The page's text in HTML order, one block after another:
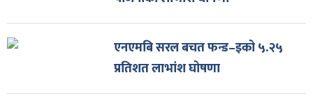
एनएमबि सरल बचत फन्ड–इको ५.२५
प्रतिशत लाभांश घोषणा